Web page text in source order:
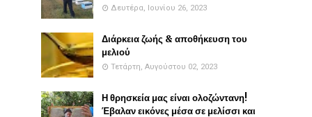
Δευτέρα, Ιουνίου 26, 2023
Διάρκεια ζωής & αποθήκευση του
μελιού
Τετάρτη, Αυγούστου 02, 2023
Η θρησκεία μας είναι ολοζώντανη!
Έβαλαν εικόνες μέσα σε μελίσσι και